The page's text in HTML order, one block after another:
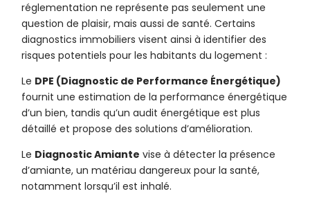
réglementation ne représente pas seulement une
question de plaisir, mais aussi de santé. Certains
diagnostics immobiliers visent ainsi à identifier des
risques potentiels pour les habitants du logement :
Le DPE (Diagnostic de Performance Énergétique)
fournit une estimation de la performance énergétique
d’un bien, tandis qu’un audit énergétique est plus
détaillé et propose des solutions d’amélioration.
Le Diagnostic Amiante vise à détecter la présence
d’amiante, un matériau dangereux pour la santé,
notamment lorsqu’il est inhalé.